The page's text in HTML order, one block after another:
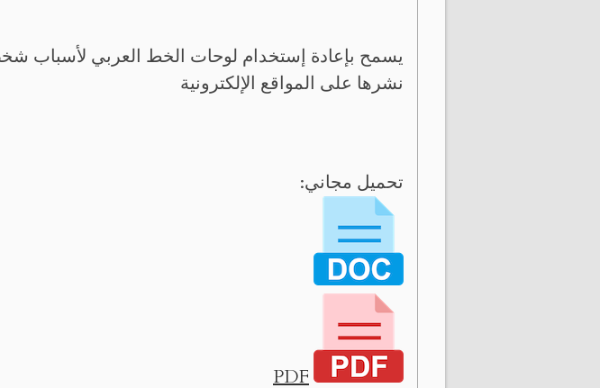
يسمح بإعادة إستخدام لوحات الخط العربي لأسباب
نشرها على المواقع الإلكترونية
تحميل مجاني:
PDF